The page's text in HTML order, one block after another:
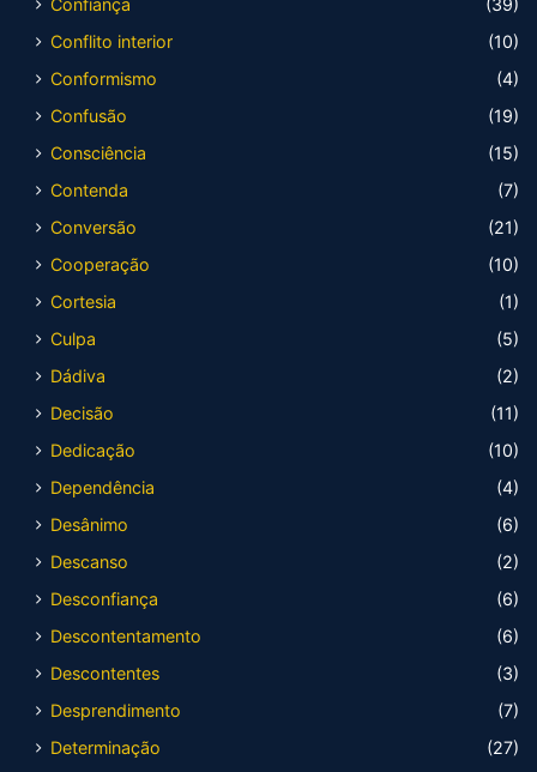
Confiança
(39)
Conflito interior
(10)
Conformismo
(4)
Confusão
(19)
Consciência
(15)
Contenda
(7)
Conversão
(21)
Cooperação
(10)
Cortesia
(1)
Culpa
(5)
Dádiva
(2)
Decisão
(11)
Dedicação
(10)
Dependência
(4)
Desânimo
(6)
Descanso
(2)
Desconfiança
(6)
Descontentamento
(6)
Descontentes
(3)
Desprendimento
(7)
Determinação
(27)